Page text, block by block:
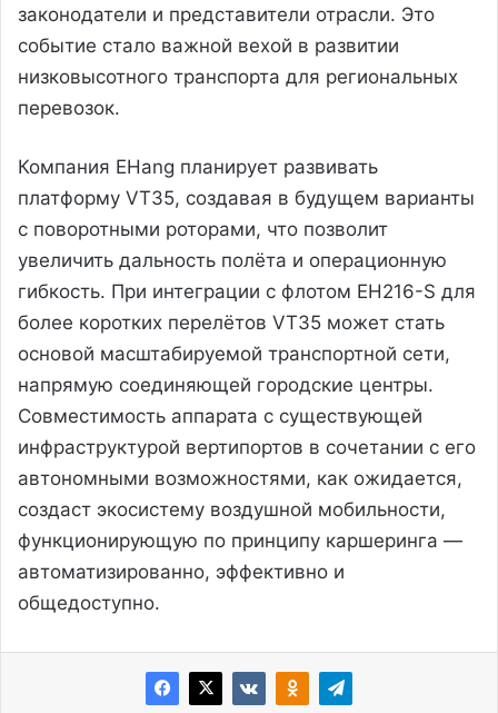
законодатели и представители отрасли. Это
событие стало важной вехой в развитии
низковысотного транспорта для региональных
перевозок.
Компания EHang планирует развивать
платформу VT35, создавая в будущем варианты
с поворотными роторами, что позволит
увеличить дальность полёта и операционную
гибкость. При интеграции с флотом EH216-S для
более коротких перелётов VT35 может стать
основой масштабируемой транспортной сети,
напрямую соединяющей городские центры.
Совместимость аппарата с существующей
инфраструктурой вертипортов в сочетании с его
автономными возможностями, как ожидается,
создаст экосистему воздушной мобильности,
функционирующую по принципу каршеринга —
автоматизированно, эффективно и
общедоступно.